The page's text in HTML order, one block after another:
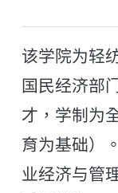
该学院为轻
国民经济部
才，学制为
育为基础）
业经济与管